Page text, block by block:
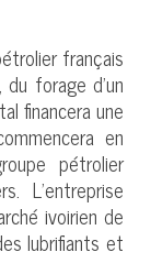
français
forage d’un
financera une
en
pétrolier
L’entreprise
ivoirien de
lubrifiants et